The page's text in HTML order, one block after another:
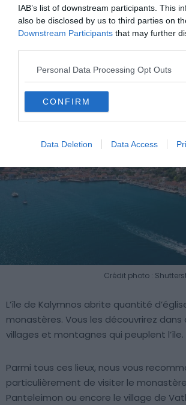
IAB’s list of downstream participants. This
also be disclosed by us to third parties on
Downstream Participants that may further
Personal Data Processing Opt Outs
CONFIRM
Data Deletion Data Access
datant d’avant l’Empire romain.
10. Les autres monastères de l’île
Crédit photo :
L’île de Kalymnos abrite quantité
monastères. Vous les découvrirez dans
villages et montagnes qui peuplent l’île.
Parmi tous ces lieux, nous vous
particulièrement de visiter le
Panteleimon ou encore le village de